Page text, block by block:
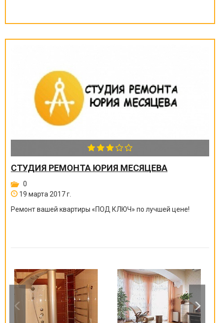
СТУДИЯ РЕМОНТА ЮРИЯ МЕСЯЦЕВА
0
19 марта 2017 г.
Ремонт вашей квартиры «ПОД КЛЮЧ» по лучшей цене!